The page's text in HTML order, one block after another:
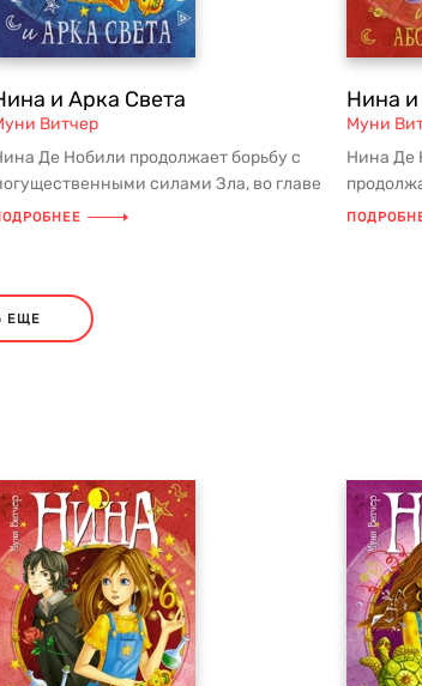
и Арка Света
Витчер
Де Нобили продолжает борьбу с
силами Зла, во главе
стоит ее коварный, х...
Нина и
Муни
Нина Де
Число —
ЕЩЕ